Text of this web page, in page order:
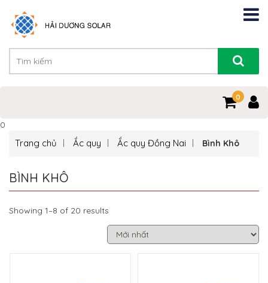
0
0
Trang chủ Ắc quy Ắc quy Đồng Nai Bình Khô
BÌNH KHÔ
Showing 1–8 of 20 results